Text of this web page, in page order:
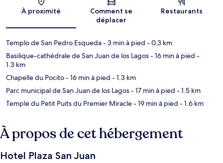
À proximité
Comment se
déplacer
Restaurants
Templo de San Pedro Esqueda- 3 min à pied - 0.3 km
Basilique-cathédrale de San Juan de los Lagos- 16 min à pied -
1.3 km
Chapelle du Pocito- 16 min à pied - 1.3 km
Parc municipal de San Juan de los Lagos- 17 min à pied - 1.5 km
Temple du Petit Puits du Premier Miracle- 19 min à pied - 1.6 km
À propos de cet hébergement
Hotel Plaza San Juan